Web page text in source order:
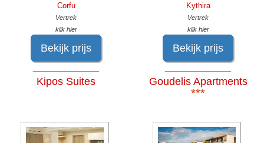
Corfu
Vertrek
klik hier
Bekijk prijs
Kythira
Vertrek
klik hier
Bekijk prijs
Kipos Suites Goudelis Apartments
***